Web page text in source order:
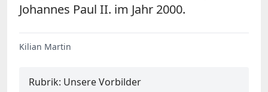
Johannes Paul II. im Jahr 2000.
Kilian Martin
Rubrik: Unsere Vorbilder